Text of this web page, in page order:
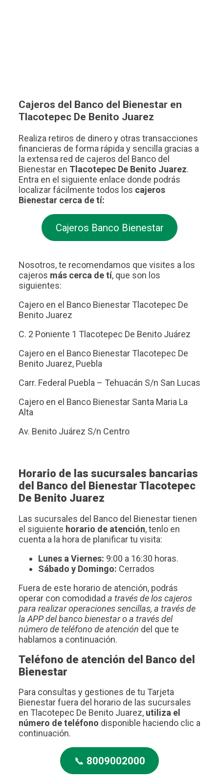
Cajeros del Banco del Bienestar en
Tlacotepec De Benito Juarez
Realiza retiros de dinero y otras transacciones
financieras de forma rápida y sencilla gracias a
la extensa red de cajeros del Banco del
Bienestar en Tlacotepec De Benito Juarez.
Entra en el siguiente enlace donde podrás
localizar fácilmente todos los cajeros
Bienestar cerca de tí:
Cajeros Banco Bienestar
Nosotros, te recomendamos que visites a los
cajeros más cerca de tí, que son los
siguientes:
Cajero en el Banco Bienestar Tlacotepec De
Benito Juarez
C. 2 Poniente 1 Tlacotepec De Benito Juárez
Cajero en el Banco Bienestar Tlacotepec De
Benito Juarez, Puebla
Carr. Federal Puebla – Tehuacán S/n San Lucas
Cajero en el Banco Bienestar Santa Maria La
Alta
Av. Benito Juárez S/n Centro
Horario de las sucursales bancarias
del Banco del Bienestar Tlacotepec
De Benito Juarez
Las sucursales del Banco del Bienestar tienen
el siguiente horario de atención, tenlo en
cuenta a la hora de planificar tu visita:
Lunes a Viernes: 9:00 a 16:30 horas.
Sábado y Domingo: Cerrados
Fuera de este horario de atención, podrás
operar con comodidad a través de los cajeros
para realizar operaciones sencillas, a través de
la APP del banco bienestar o a través del
número de teléfono de atención del que te
hablamos a continuación.
Teléfono de atención del Banco del
Bienestar
Para consultas y gestiones de tu Tarjeta
Bienestar fuera del horario de las sucursales
en Tlacotepec De Benito Juarez, utiliza el
número de teléfono disponible haciendo clic a
continuación.
📞 8009002000